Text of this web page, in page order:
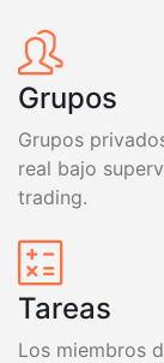
Grupos
Grupos
real bajo
trading.
Tareas
Los miembros